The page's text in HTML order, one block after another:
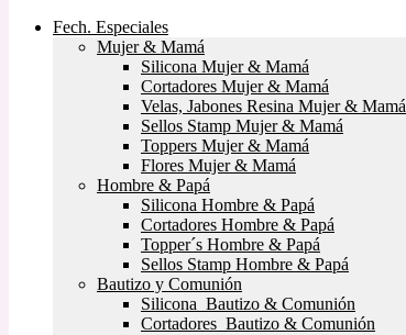
Fech. Especiales
Mujer & Mamá
Silicona Mujer & Mamá
Cortadores Mujer & Mamá
Velas, Jabones Resina Mujer & Mamá
Sellos Stamp Mujer & Mamá
Toppers Mujer & Mamá
Flores Mujer & Mamá
Hombre & Papá
Silicona Hombre & Papá
Cortadores Hombre & Papá
Topper´s Hombre & Papá
Sellos Stamp Hombre & Papá
Bautizo y Comunión
Silicona Bautizo & Comunión
Cortadores Bautizo & Comunión